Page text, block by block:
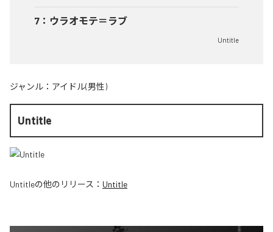
7 ： ウラオモテ＝ラブ
Untitle
ジャンル： アイドル(男性)
Untitle
Untitleの他のリリース： Untitle